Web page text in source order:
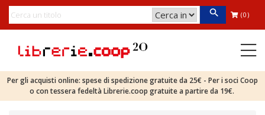
(0)
Per gli acquisti online: spese di spedizione gratuite da 25€ - Per i soci Coop
o con tessera fedeltà Librerie.coop gratuite a partire da 19€.